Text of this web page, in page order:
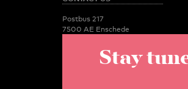
Postbus 217
7500 AE Enschede
Stay